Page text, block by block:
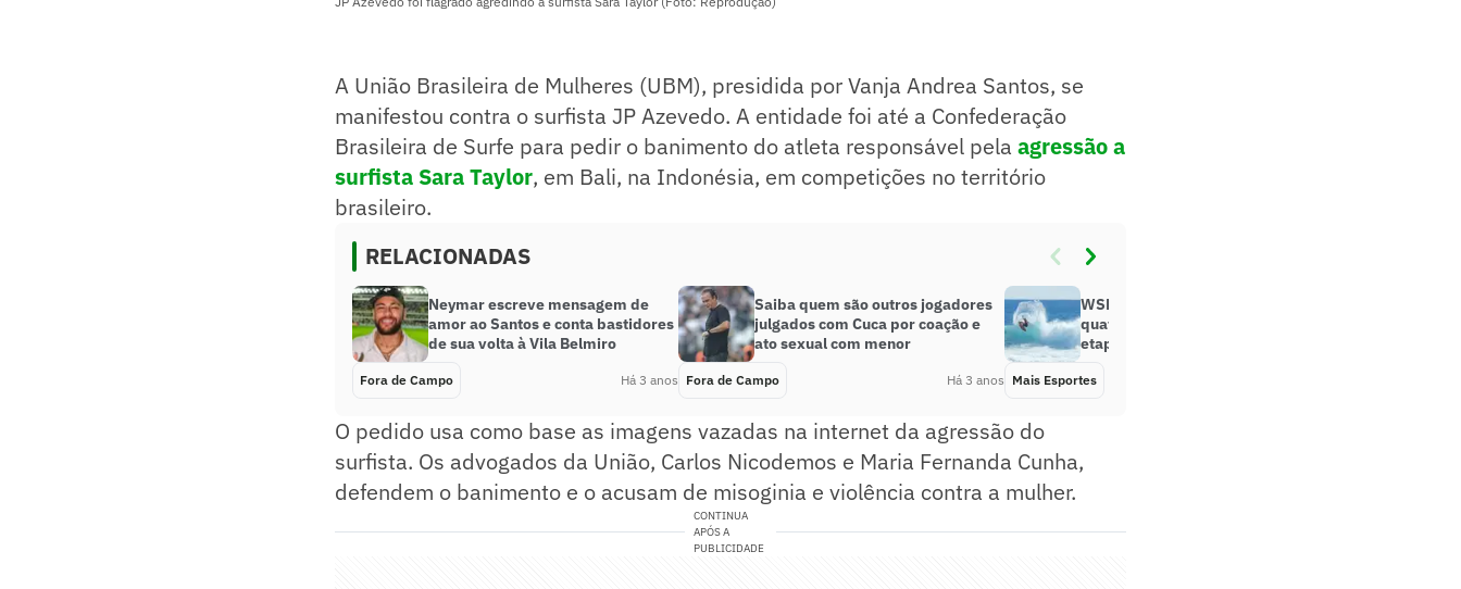
A União Brasileira de Mulheres (UBM), presidida por Vanja Andrea Santos, se
manifestou contra o surfista JP Azevedo. A entidade foi até a Confederação
Brasileira de Surfe para pedir o banimento do atleta responsável pela agressão a
surfista Sara Taylor, em Bali, na Indonésia, em competições no território
brasileiro.
RELACIONADAS
Neymar escreve mensagem de
amor ao Santos e conta bastidores
de sua volta à Vila Belmiro
Fora de Campo Há 3 anos
Saiba quem são outros jogadores
julgados com Cuca por coação e
ato sexual com menor
Fora de Campo Há 3 anos
WSL: Toledo, Medina e outros
quatro brasileiros avançam na
etapa de Margaret River
Mais Esportes
O pedido usa como base as imagens vazadas na internet da agressão do
surfista. Os advogados da União, Carlos Nicodemos e Maria Fernanda Cunha,
defendem o banimento e o acusam de misoginia e violência contra a mulher.
CONTINUA
APÓS A
PUBLICIDADE